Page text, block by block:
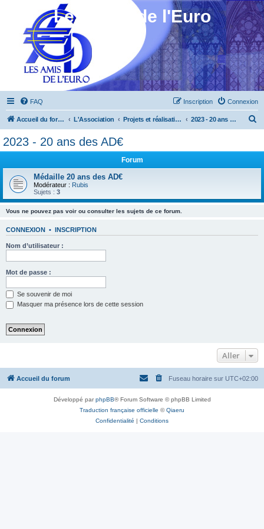
Les Amis de l'Euro
FAQ Connexion
Inscription
Accueil du forum L'Association Projets et réalisations 2023 - 20 ans des AD€
c
2023 - 20 ans des AD€
Forum
Médaille 20 ans des AD€
Modérateur : Rubis
Sujets : 3
Vous ne pouvez pas voir ou consulter les sujets de ce forum.
CONNEXION • INSCRIPTION
Nom d’utilisateur :
Mot de passe :
Se souvenir de moi
Masquer ma présence lors de cette session
Aller
Accueil du forum Fuseau horaire sur UTC+02:00
Développé parphpBB® Forum Software © phpBB Limited
Traduction française officielle ©Qiaeru
Confidentialité | Conditions